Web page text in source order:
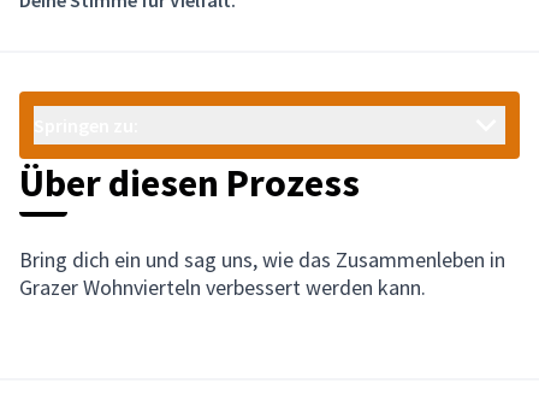
Über diesen Prozess
Bring dich ein und sag uns, wie das Zusammenleben in
Grazer Wohnvierteln verbessert werden kann.